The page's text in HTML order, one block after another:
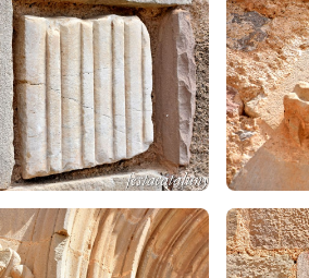
Esturgó, única obra funerària de
i elpanteó de la família Fargas,
panteó, d'estil neogòtic amb
i a sobre de la figura d'un
hi ha l'arquitecteManuel Joaquim